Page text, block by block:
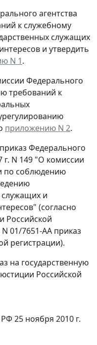
агентства
к служебному
служащих
и утвердить
N 1.
Федерального
требований к
приложению N 2.
Федерального
г. N 149 "О комиссии
по соблюдению
служащих и
(согласно
Российской
01/7651-АА приказ
регистрации).
на государственную
Российской
25 ноября 2010 г.